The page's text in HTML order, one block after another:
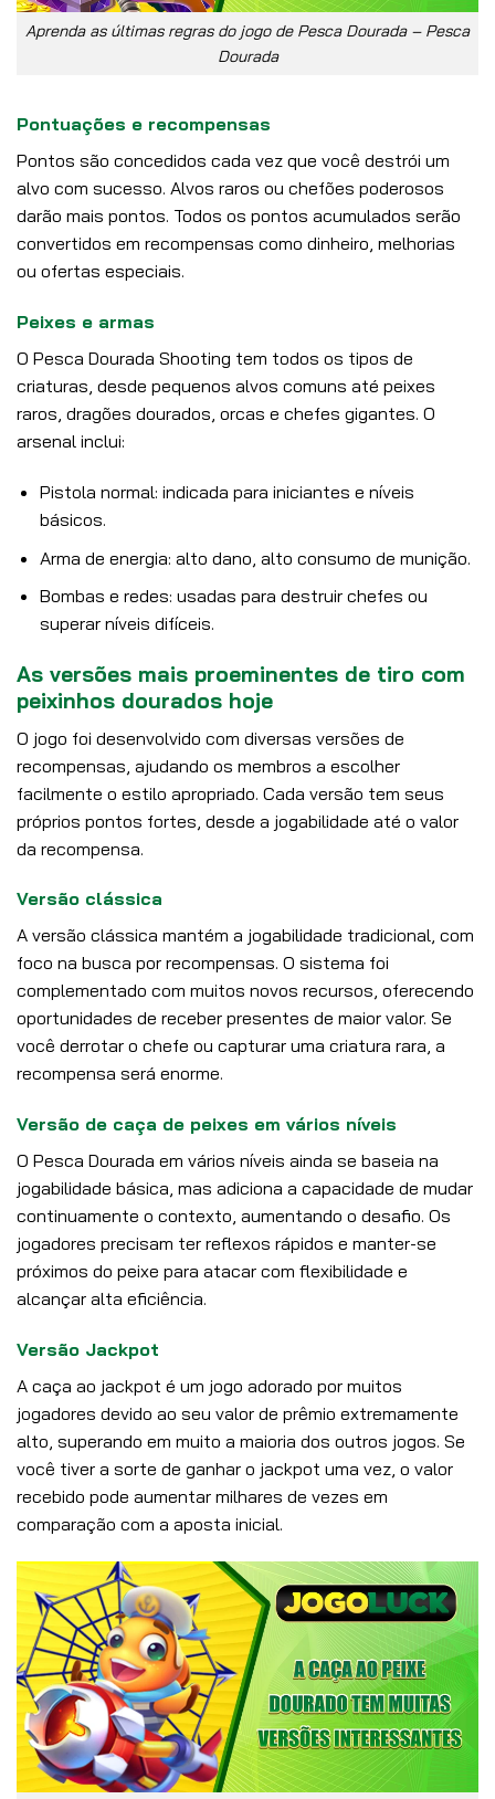
Aprenda as últimas regras do jogo de Pesca Dourada – Pesca
Dourada
Pontuações e recompensas
Pontos são concedidos cada vez que você destrói um
alvo com sucesso. Alvos raros ou chefões poderosos
darão mais pontos. Todos os pontos acumulados serão
convertidos em recompensas como dinheiro, melhorias
ou ofertas especiais.
Peixes e armas
O Pesca Dourada Shooting tem todos os tipos de
criaturas, desde pequenos alvos comuns até peixes
raros, dragões dourados, orcas e chefes gigantes. O
arsenal inclui:
Pistola normal: indicada para iniciantes e níveis
básicos.
Arma de energia: alto dano, alto consumo de munição.
Bombas e redes: usadas para destruir chefes ou
superar níveis difíceis.
As versões mais proeminentes de tiro com
peixinhos dourados hoje
O jogo foi desenvolvido com diversas versões de
recompensas, ajudando os membros a escolher
facilmente o estilo apropriado. Cada versão tem seus
próprios pontos fortes, desde a jogabilidade até o valor
da recompensa.
Versão clássica
A versão clássica mantém a jogabilidade tradicional, com
foco na busca por recompensas. O sistema foi
complementado com muitos novos recursos, oferecendo
oportunidades de receber presentes de maior valor. Se
você derrotar o chefe ou capturar uma criatura rara, a
recompensa será enorme.
Versão de caça de peixes em vários níveis
O Pesca Dourada em vários níveis ainda se baseia na
jogabilidade básica, mas adiciona a capacidade de mudar
continuamente o contexto, aumentando o desafio. Os
jogadores precisam ter reflexos rápidos e manter-se
próximos do peixe para atacar com flexibilidade e
alcançar alta eficiência.
Versão Jackpot
A caça ao jackpot é um jogo adorado por muitos
jogadores devido ao seu valor de prêmio extremamente
alto, superando em muito a maioria dos outros jogos. Se
você tiver a sorte de ganhar o jackpot uma vez, o valor
recebido pode aumentar milhares de vezes em
comparação com a aposta inicial.